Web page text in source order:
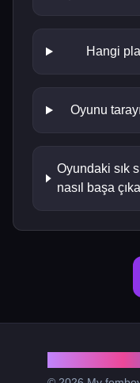
Hangi
Oyunu
Oyundaki sık
nasıl başa